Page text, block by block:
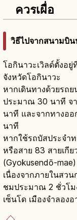
ควรเผื่อ
วิธีไปจากสนามบิน
โอกินาวะเวิลด์ตั้งอ
จังหวัดโอกินาวะ
หากเดินทางด้วยรถ
ประมาณ 30 นาที จ
นาที และจากทางออ
นาที
หากใช้รถบัสประจำ
หรือสาย 83 สายเกีย
(Gyokusendō-
เนื่องจากภายในสว
ชมประมาณ 2 ชั่วโม
เซ็นโด เมืองจำลอง